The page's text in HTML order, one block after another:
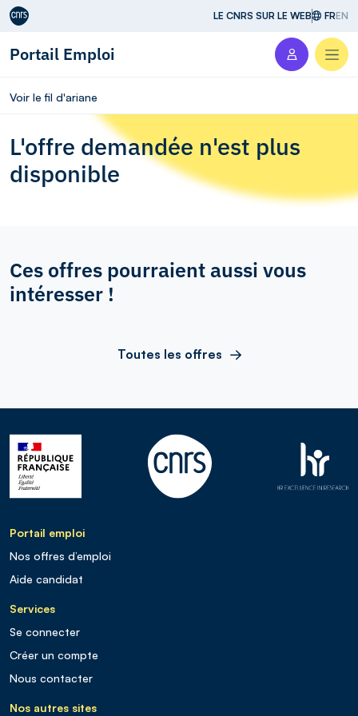
Aller au contenu LE CNRS SUR LE WEB FREN
Portail Emploi
Voir le fil d'ariane
L'offre demandée n'est plus
disponible
Ces offres pourraient aussi vous
intéresser !
Toutes les offres
Portail emploi
Nos offres d’emploi
Aide candidat
Services
Se connecter
Créer un compte
Nous contacter
Nos autres sites